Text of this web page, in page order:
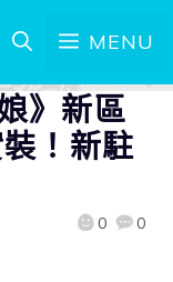
MENU
》新區
！新駐
0 0